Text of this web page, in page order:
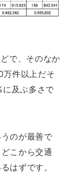
で、そのなか
万件以上だそ
に及ぶ多さで
のが最善で
こから交通
はずです。